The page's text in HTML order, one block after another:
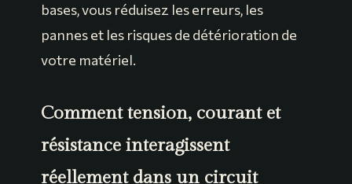
bases, vous réduisez les erreurs, les
pannes et les risques de détérioration de
votre matériel.
Comment tension, courant et
résistance interagissent
réellement dans un circuit